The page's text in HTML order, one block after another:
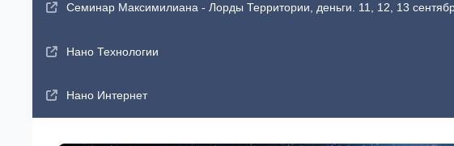
Семинар Максимилиана - Лорды Территории, деньги. 11, 12, 13
Нано Технологии
Нано Интернет